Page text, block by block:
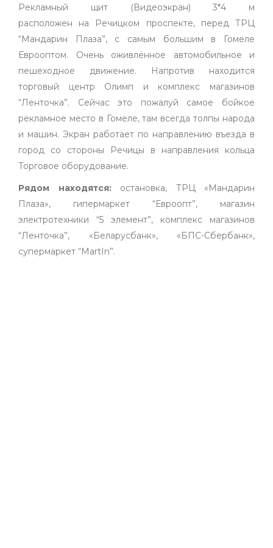
Рекламный щит (Видеоэкран) 3*4 м
расположен на Речицком проспекте, перед ТРЦ
“Мандарин Плаза”, с самым большим в Гомеле
Еврооптом. Очень оживлённое автомобильное и
пешеходное движение. Напротив находится
торговый центр Олимп и комплекс магазинов
“Ленточка”. Сейчас это пожалуй самое бойкое
рекламное место в Гомеле, там всегда толпы народа
и машин. Экран работает по направлению въезда в
город со стороны Речицы в направления кольца
Торговое оборудование.
Рядом находятся:остановка, ТРЦ «Мандарин
Плаза», гипермаркет “Евроопт”, магазин
электротехники “5 элемент”, комплекс магазинов
“Ленточка”, «Беларусбанк», «БПС-Сбербанк»,
супермаркет “MartIn”.